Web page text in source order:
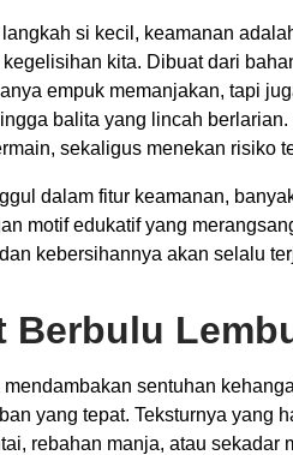
si kecil, keamanan
kita. Dibuat dari
empuk memanjakan, tapi
balita yang lincah
sekaligus menekan risiko
dalam fitur keamanan,
motif edukatif yang
kebersihannya akan selalu
Berbulu
sentuhan
yang tepat. Teksturnya yang
rebahan manja, atau sekadar